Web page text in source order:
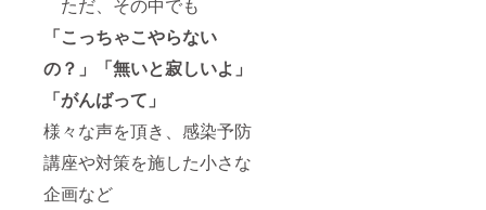
「こっちゃこやらない
の？」「無いと寂しいよ」
「がんばって」
様々な声を頂き、感染予防
講座や対策を施した小さな
企画など